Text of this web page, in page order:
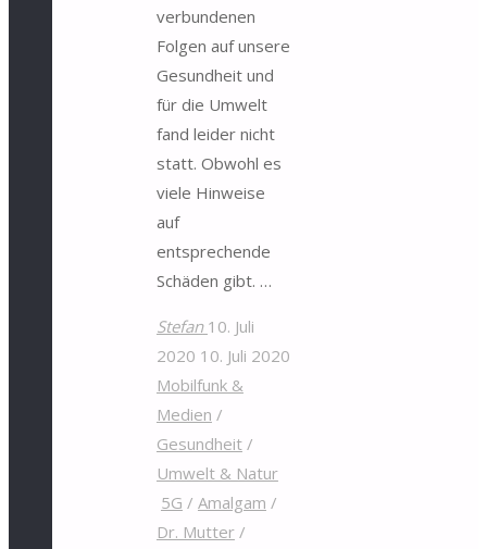
verbundenen
Folgen auf unsere
Gesundheit und
für die Umwelt
fand leider nicht
statt. Obwohl es
viele Hinweise
auf
entsprechende
Schäden gibt. …
Stefan 10. Juli
2020 10. Juli 2020
Mobilfunk &
Medien /
Gesundheit/
Umwelt & Natur
5G / Amalgam /
Dr. Mutter/